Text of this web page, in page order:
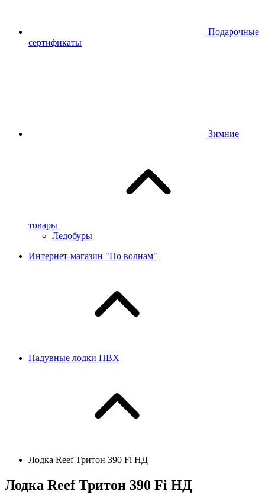
Подарочные
сертификаты
Зимние
товары
Ледобуры
Интернет-магазин "По волнам"
Надувные лодки ПВХ
Лодка Reef Тритон 390 Fi НД
Лодка Reef Тритон 390 Fi НД